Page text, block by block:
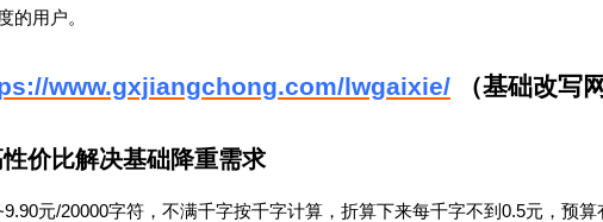
的用户。
www.gxjiangchong.com/lwgaixie/ （基础改写
性价比解决基础降重需求
9.90元/20000字符，不满千字按千字计算，折算下来每千字不到 0.5元，预算